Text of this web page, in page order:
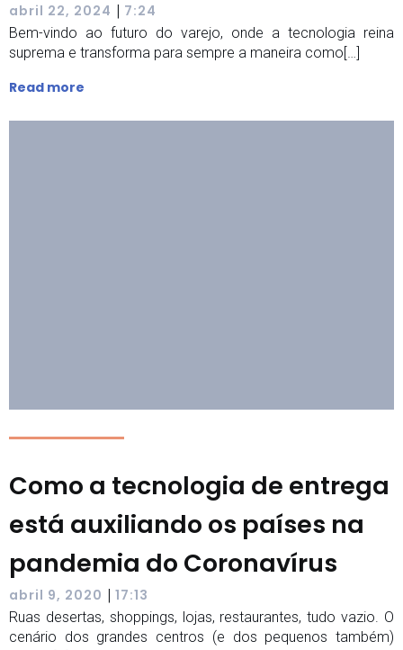
abril 22, 2024 | 7:24
Bem-vindo ao futuro do varejo, onde a tecnologia reina
suprema e transforma para sempre a maneira como[…]
Read more
Como a tecnologia de entrega
está auxiliando os países na
pandemia do Coronavírus
abril 9, 2020 | 17:13
Ruas desertas, shoppings, lojas, restaurantes, tudo vazio. O
cenário dos grandes centros (e dos pequenos também)